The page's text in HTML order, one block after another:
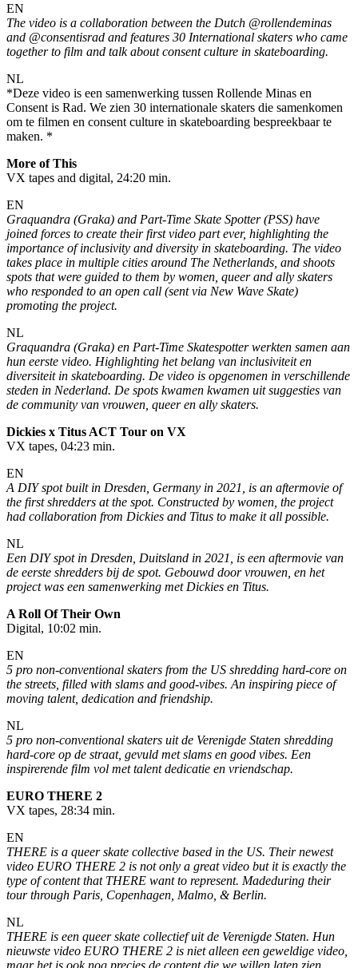
EN
The video is a collaboration between the Dutch @rollendeminas
and @consentisrad and features 30 International skaters who came
together to film and talk about consent culture in skateboarding.
NL
*Deze video is een samenwerking tussen Rollende Minas en
Consent is Rad. We zien 30 internationale skaters die samenkomen
om te filmen en consent culture in skateboarding bespreekbaar te
maken. *
More of This
VX tapes and digital, 24:20 min.
EN
Graquandra (Graka) and Part-Time Skate Spotter (PSS) have
joined forces to create their first video part ever, highlighting the
importance of inclusivity and diversity in skateboarding. The video
takes place in multiple cities around The Netherlands, and shoots
spots that were guided to them by women, queer and ally skaters
who responded to an open call (sent via New Wave Skate)
promoting the project.
NL
Graquandra (Graka) en Part-Time Skatespotter werkten samen aan
hun eerste video. Highlighting het belang van inclusiviteit en
diversiteit in skateboarding. De video is opgenomen in verschillende
steden in Nederland. De spots kwamen kwamen uit suggesties van
de community van vrouwen, queer en ally skaters.
Dickies x Titus ACT Tour on VX
VX tapes, 04:23 min.
EN
A DIY spot built in Dresden, Germany in 2021, is an aftermovie of
the first shredders at the spot. Constructed by women, the project
had collaboration from Dickies and Titus to make it all possible.
NL
Een DIY spot in Dresden, Duitsland in 2021, is een aftermovie van
de eerste shredders bij de spot. Gebouwd door vrouwen, en het
project was een samenwerking met Dickies en Titus.
A Roll Of Their Own
Digital, 10:02 min.
EN
5 pro non-conventional skaters from the US shredding hard-core on
the streets, filled with slams and good-vibes. An inspiring piece of
moving talent, dedication and friendship.
NL
5 pro non-conventional skaters uit de Verenigde Staten shredding
hard-core op de straat, gevuld met slams en good vibes. Een
inspirerende film vol met talent dedicatie en vriendschap.
EURO THERE 2
VX tapes, 28:34 min.
EN
THERE is a queer skate collective based in the US. Their newest
video EURO THERE 2 is not only a great video but it is exactly the
type of content that THERE want to represent. Madeduring their
tour through Paris, Copenhagen, Malmo, & Berlin.
NL
THERE is een queer skate collectief uit de Verenigde Staten. Hun
nieuwste video EURO THERE 2 is niet alleen een geweldige video,
maar het is ook nog precies de content die we willen laten zien.